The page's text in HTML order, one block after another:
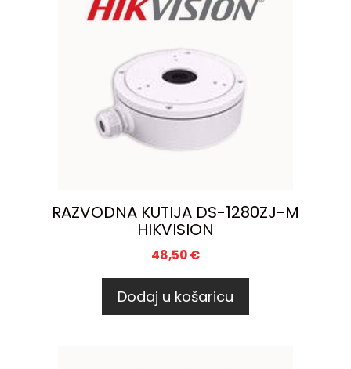
RAZVODNA KUTIJA DS-1280ZJ-M
HIKVISION
48,50€
Dodaj u košaricu